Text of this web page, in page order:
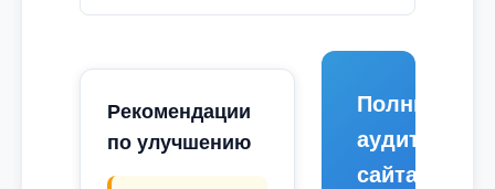
Рекомендации
по улучшению
Полный
аудит
сайта